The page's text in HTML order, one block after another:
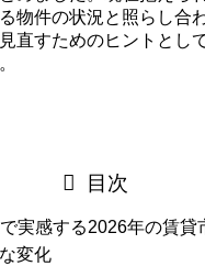
物件の状況と照らし合
直すためのヒントとし
目次
実感する2026年の賃貸
変化